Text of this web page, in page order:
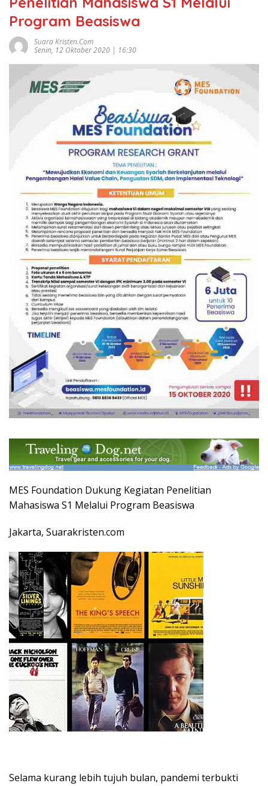
Program Beasiswa
Suara Kristen.com
Senin, 12 Oktober 2020 | 16:30
MES Foundation Dukung Kegiatan Penelitian
Mahasiswa S1 Melalui Program Beasiswa
Jakarta, Suarakristen.com
Selama kurang lebih tujuh bulan, pandemi terbukti